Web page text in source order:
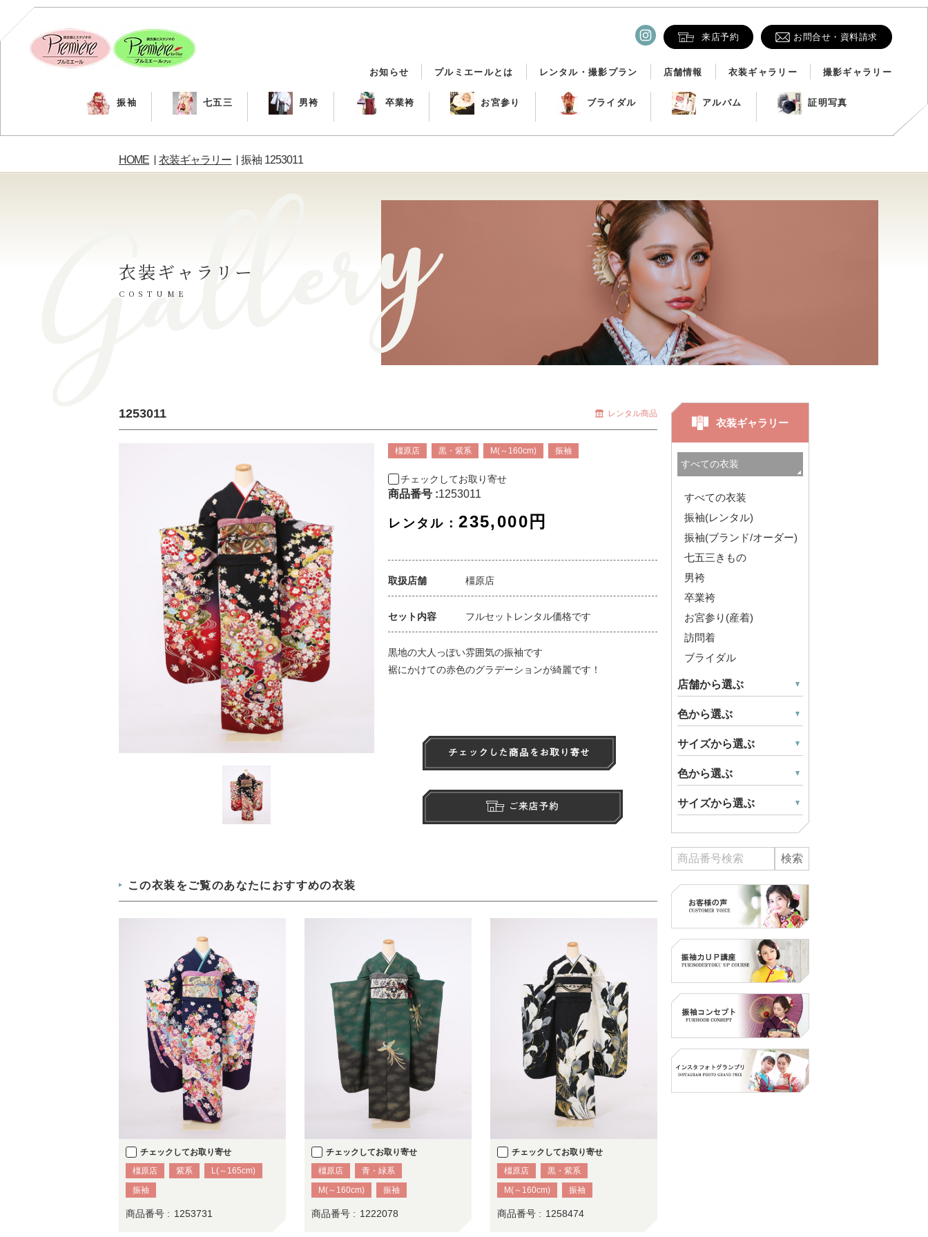
来店予約 お問合せ・資料請求
お知らせ プルミエールとは レンタル・撮影プラン 店舗情報 衣装ギャラリー 撮影ギャラリー
振袖 七五三 男袴 卒業袴 お宮参り ブライダル アルバム 証明写真
HOME 衣装ギャラリー 振袖 1253011
衣装ギャラリー
COSTUME
1253011 レンタル商品
橿原店 黒・紫系 M(～160cm) 振袖
チェックしてお取り寄せ
商品番号 :1253011
レンタル：235,000円
取扱店舗 橿原店
セット内容 フルセットレンタル価格です
黒地の大人っぽい雰囲気の振袖です
裾にかけての赤色のグラデーションが綺麗です！
この衣装をご覧のあなたにおすすめの衣装
チェックしてお取り寄せ
橿原店
紫系
L(～165cm)
振袖
商品番号 : 1253731
チェックしてお取り寄せ
橿原店
青・緑系
M(～160cm)
振袖
商品番号 : 1222078
チェックしてお取り寄せ
橿原店
黒・紫系
M(～160cm)
振袖
商品番号 : 1258474
衣装ギャラリー
すべての衣装
振袖(レンタル)
振袖(ブランド/オーダー)
七五三きもの
男袴
卒業袴
お宮参り(産着)
訪問着
ブライダル
店舗から選ぶ
色から選ぶ
サイズから選ぶ
色から選ぶ
サイズから選ぶ